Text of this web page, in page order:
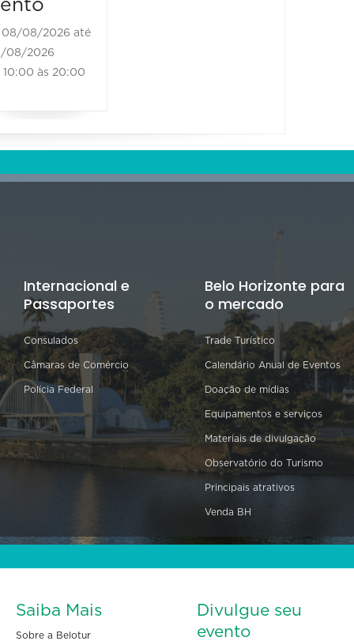
08/08/2026 até
08/2026
às 20:00
Internacional e
Passaportes
Consulados
Câmaras de Comércio
Polícia Federal
Belo Horizonte para
o mercado
Trade Turístico
Calendário Anual de Eventos
Doação de mídias
Equipamentos e serviços
Materiais de divulgação
Observatório do Turismo
Principais atrativos
Venda BH
Saiba Mais
Sobre a Belotur
Divulgue seu
evento